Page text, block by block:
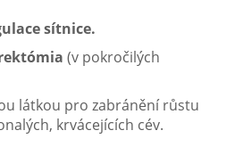
sítnice.
(v pokročilých
látkou pro zabránění růstu
krvácejících cév.